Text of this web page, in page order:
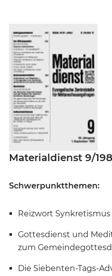
Materialdienst 9/
Schwerpunktthemen:
Reizwort Synkretismus
Gottesdienst und
zum
Die Siebenten-Tags-